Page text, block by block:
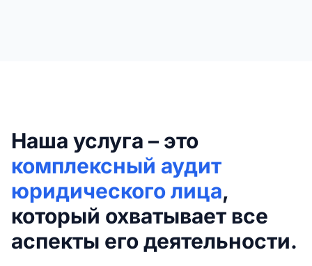
Наша услуга – это
комплексный аудит
юридического лица,
который охватывает все
аспекты его деятельности.